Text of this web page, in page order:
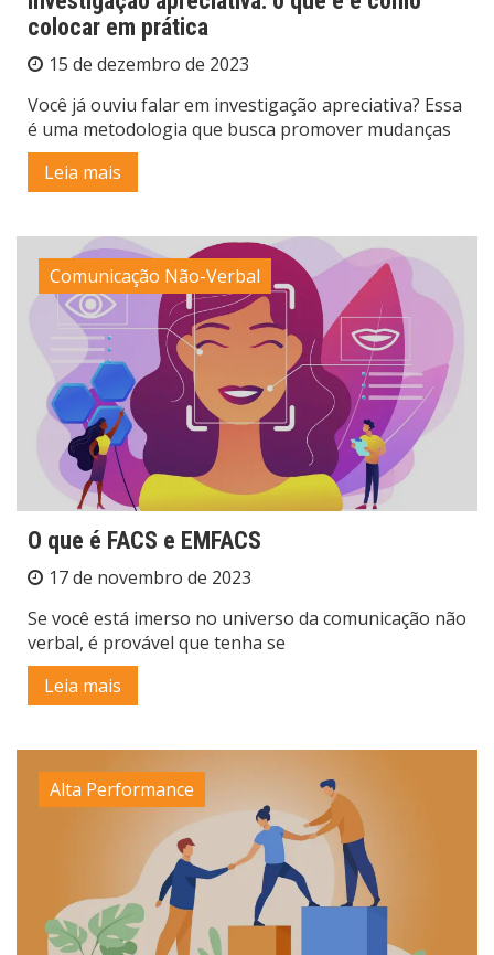
colocar em prática
15 de dezembro de 2023
Você já ouviu falar em investigação apreciativa? Essa
é uma metodologia que busca promover mudanças
Leia mais
Comunicação Não-Verbal
O que é FACS e EMFACS
17 de novembro de 2023
Se você está imerso no universo da comunicação não
verbal, é provável que tenha se
Leia mais
Alta Performance